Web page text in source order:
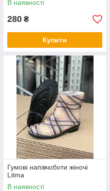
В наявності
280 ₴
Купити
Гумові напівчоботи жіночі
Litma
В наявності